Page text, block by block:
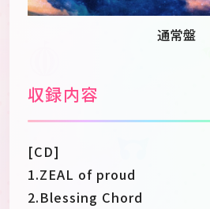
通常盤
収録内容
[CD]
1.ZEAL of proud
2.Blessing Chord